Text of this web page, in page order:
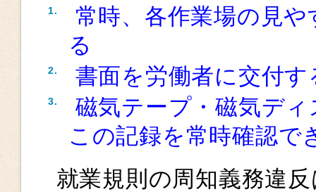
常時、各作業場の見
る
書面を労働者に交付す
磁気テープ・磁気デ
この記録を常時確認で
就業規則の周知義務違